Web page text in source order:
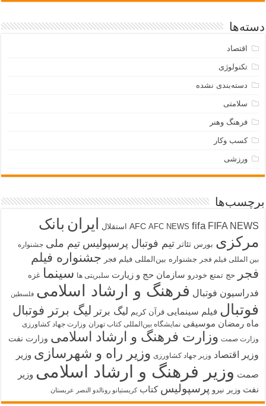
دسته‌ها
اقتصاد
تکنولوژی
دسته‌بندی نشده
سلامتی
فرهنگ وهنر
کسب وکار
ورزشی
برچسب‌ها
AFC AFC NEWS fifa FIFA NEWS استقلال ایران بانک
مرکزی بورس تئاتر تیم فوتبال پرسپولیس تیم ملی جشنواره
بین المللی فیلم فجر جشنواره بین‌المللی فیلم فجر جشنواره فیلم
فجر
حج تمتع خودرو سازمان حج و زیارت سلبریتی ها سینما غزه
فدراسیون فوتبال فرهنگ و ارشاد اسلامی فلسطین
فوتبال فیلم سینمایی قرآن کریم لیگ برتر لیگ برتر فوتبال
ماه رمضان موسیقی نمایشگاه بین‌المللی کتاب تهران وزارت جهاد کشاورزی
وزارت صمت وزارت فرهنگ و ارشاد اسلامی وزارت نفت
وزیر اقتصاد وزیر جهاد کشاورزی وزیر راه و شهرسازی وزیر
صمت وزیر فرهنگ و ارشاد اسلامی وزیر
نفت وزیر نیرو پرسپولیس کتاب کریستیانو رونالدو النصر عربستان